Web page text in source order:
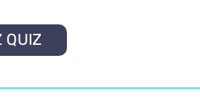
QUIZ